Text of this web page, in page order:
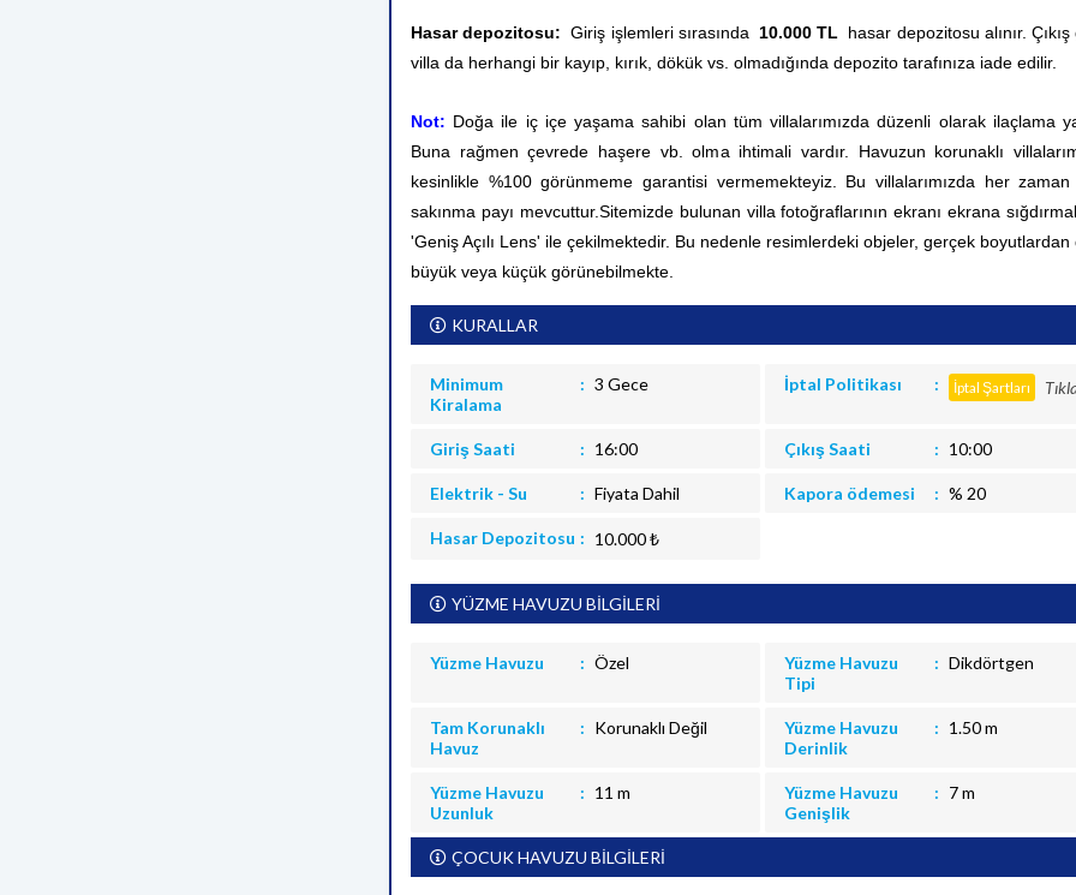
Hasar depozitosu: Giriş işlemleri sırasında 10.000 TL
hasar depozitosu alınır.
villa da herhangi bir kayıp, kırık, dökük vs. olmadığında depozito tarafınıza iade edilir.
Not: Doğa ile iç içe yaşama sahibi olan tüm villalarımızda düzenli olarak ilaçlama
Buna rağmen çevrede haşere vb. olma ihtimali vardır. Havuzun korunaklı
kesinlikle %100 görünmeme garantisi vermemekteyiz. Bu villalarımızda her
sakınma payı mevcuttur.Sitemizde bulunan villa fotoğraflarının ekranı ekrana
'Geniş Açılı Lens' ile çekilmektedir. Bu nedenle resimlerdeki objeler, gerçek boyutlardan
büyük veya küçük görünebilmekte.
KURALLAR
Minimum
Kiralama
3 Gece İptal Politikası İptal Şartları
Giriş Saati 16:00 Çıkış Saati 10:00
Elektrik - Su Fiyata Dahil Kapora ödemesi % 20
Hasar Depozitosu 10.000 ₺
YÜZME HAVUZU BİLGİLERİ
Yüzme Havuzu Özel
Yüzme Havuzu
Tipi
Dikdörtgen
Tam Korunaklı
Havuz
Korunaklı Değil
Yüzme Havuzu
Derinlik
1.50 m
Yüzme Havuzu
Uzunluk
11 m
Yüzme Havuzu
Genişlik
7 m
ÇOCUK HAVUZU BİLGİLERİ